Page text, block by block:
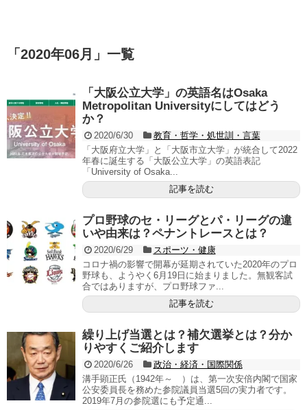
「 2020年06月 」 一覧
「大阪公立大学」の英語名はOsaka
Metropolitan Universityにしてはどう
か？
2020/6/30
教育・哲学・処世訓・言葉
「大阪府立大学」と「大阪市立大学」が統合して2022
年春に誕生する「大阪公立大学」の英語表記
「University of Osaka...
記事を読む
プロ野球のセ・リーグとパ・リーグの違
いや由来は？ペナントレースとは？
2020/6/29
スポーツ・健康
コロナ禍の影響で開幕が延期されていた2020年のプロ
野球も、ようやく6月19日に始まりました。無観客試
合ではありますが、プロ野球ファ...
記事を読む
繰り上げ当選とは？補欠選挙とは？分か
りやすくご紹介します
2020/6/26
政治・経済・国際関係
溝手顕正氏（1942年～ ）は、第一次安倍内閣で国家
公安委員長を務めた参院議員当選5回の実力者です。
2019年7月の参院選にも予定通...